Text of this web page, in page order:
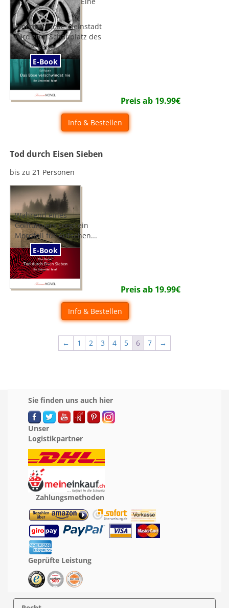
E-Book
amerikanische Kleinstadt
wird zum Schauplatz des
Schreckens...
Preis ab 19.99€
Info & Bestellen
Tod durch Eisen Sieben
bis zu 21 Personen
E-Book
Während eines
Golfturniers sorgt ein
Mordfall für Aufsehen...
Preis ab 19.99€
Info & Bestellen
← 1 2 3 4 5 6 7 →
Sie finden uns auch hier
Unser
Logistikpartner
Zahlungsmethoden
Geprüfte Leistung